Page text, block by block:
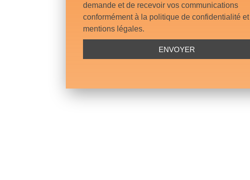
demande et de recevoir vos communications
conformément à la politique de confidentialité et
mentions légales.
ENVOYER